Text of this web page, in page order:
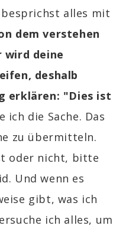
alles mit
dem verstehen
wird deine
deshalb
erklären: "Dies ist
ich die Sache. Das
zu übermitteln.
oder nicht, bitte
Und wenn es
gibt, was ich
ich alles, um